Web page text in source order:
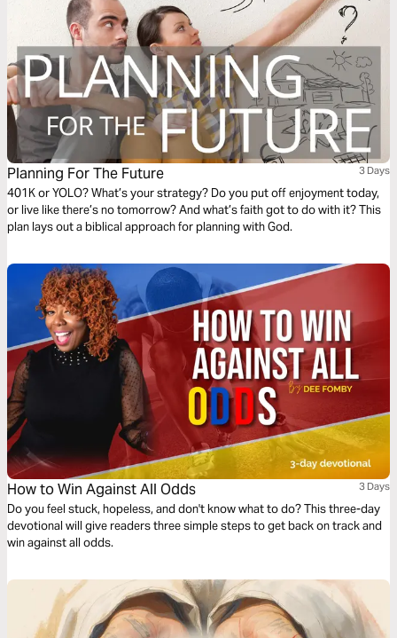
Planning For The Future 3 Days
401K or YOLO? What’s your strategy? Do you put off enjoyment today,
or live like there’s no tomorrow? And what’s faith got to do with it? This
plan lays out a biblical approach for planning with God.
How to Win Against All Odds 3 Days
Do you feel stuck, hopeless, and don't know what to do? This three-day
devotional will give readers three simple steps to get back on track and
win against all odds.